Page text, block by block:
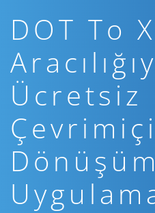
DOT To
Ücretsiz
Dönüşüm